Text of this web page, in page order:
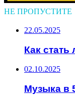
НЕ ПРОПУСТИТЕ
22.05.2025
Как
02.10.2025
Музыка в